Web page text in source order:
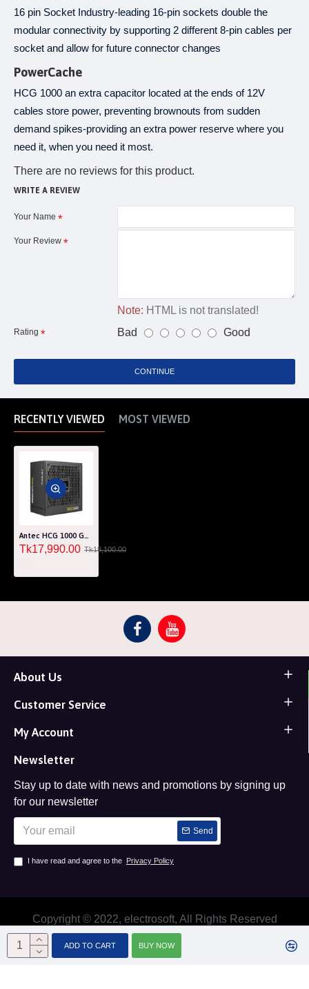
ADD TO CART BUY NOW
16 pin Socket Industry-leading 16-pin sockets double the
modular connectivity by supporting 2 different 8-pin cables per
socket and allow for future connector changes
PowerCache
HCG 1000 an extra capacitor located at the ends of 12V
cables store power, preventing brownouts from sudden
demand spikes-providing an extra power reserve where you
need it, when you need it most.
There are no reviews for this product.
WRITE A REVIEW
Your Name
Your Review
Note: HTML is not translated!
Rating Bad Good
CONTINUE
RECENTLY VIEWED MOST VIEWED
Antec HCG 1000 Gold Fully Modular Power Supply
Tk17,990.00 Tk18,100.00
About Us
Customer Service
My Account
Newsletter
Stay up to date with news and promotions by signing up
for our newsletter
Send
I have read and agree to the Privacy Policy
Copyright © 2022, electrosoft, All Rights Reserved